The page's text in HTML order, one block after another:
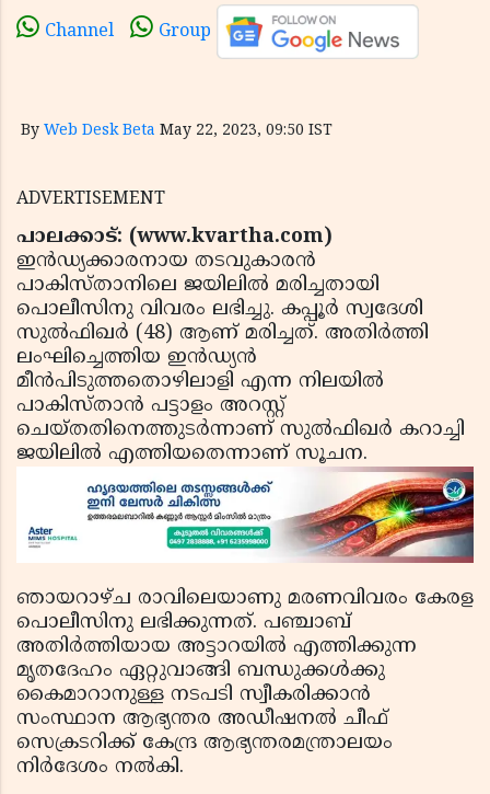
Channel Group
By Web Desk Beta May 22, 2023, 09:50 IST
ADVERTISEMENT
പാലക്കാട്: (www.kvartha.com)
ഇന്‍ഡ്യക്കാരനായ തടവുകാരന്‍
പാകിസ്താനിലെ ജയിലില്‍ മരിച്ചതായി
പൊലീസിനു വിവരം ലഭിച്ചു. കപ്പൂര്‍ സ്വദേശി
സുൽഫിഖർ (48) ആണ് മരിച്ചത്. അതിര്‍ത്തി
ലംഘിച്ചെത്തിയ ഇന്‍ഡ്യന്‍
മീന്‍പിടുത്തതൊഴിലാളി എന്ന നിലയില്‍
പാകിസ്താന്‍ പട്ടാളം അറസ്റ്റ്
ചെയ്തതിനെത്തുടര്‍ന്നാണ് സുൽഫിഖർ കറാച്ചി
ജയിലില്‍ എത്തിയതെന്നാണ് സൂചന.
ഞായറാഴ്ച രാവിലെയാണു മരണവിവരം കേരള
പൊലീസിനു ലഭിക്കുന്നത്. പഞ്ചാബ്
അതിര്‍ത്തിയായ അട്ടാറയില്‍ എത്തിക്കുന്ന
മൃതദേഹം ഏറ്റുവാങ്ങി ബന്ധുക്കള്‍ക്കു
കൈമാറാനുള്ള നടപടി സ്വീകരിക്കാന്‍
സംസ്ഥാന ആഭ്യന്തര അഡീഷനല്‍ ചീഫ്
സെക്രടറിക്ക് കേന്ദ്ര ആഭ്യന്തരമന്ത്രാലയം
നിര്‍ദേശം നല്‍കി.